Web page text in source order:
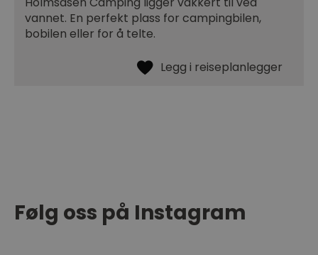
vannet. En perfekt plass for campingbilen,
bobilen eller for å telte.
Følg oss på Instagram